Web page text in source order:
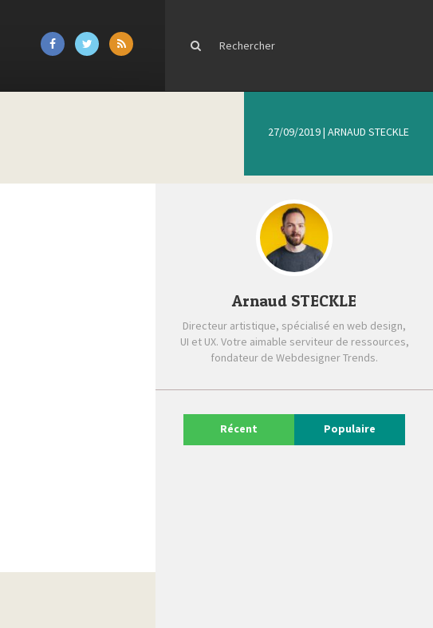
27/09/2019| ARNAUD STECKLE
Arnaud STECKLE
Directeur artistique, spécialisé en web design,
UI et UX. Votre aimable serviteur de ressources,
fondateur de Webdesigner Trends.
Récent Populaire